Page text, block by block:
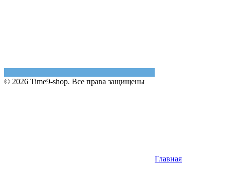
© 2026 Time9-shop. Все права защищены
Главная